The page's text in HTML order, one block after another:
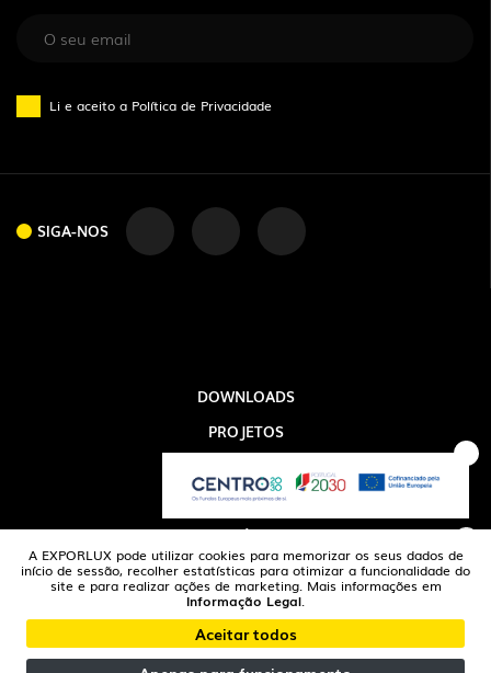
A EXPORLUX pode utilizar cookies para memorizar os seus dados de
início de sessão, recolher estatísticas para otimizar a funcionalidade do
site e para realizar ações de marketing. Mais informações em
Informação Legal.
Aceitar todos
Li e aceito a Política de Privacidade
SIGA-NOS
DOWNLOADS
PROJETOS
A EXPORLUX
NOTÍCIAS
CONTACTOS
DENÚNCIAS
© 2026 exporlux | Todos os Direitos Reservados